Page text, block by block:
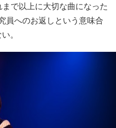
で以上に大切な曲になった
員へのお返しという意味合
。